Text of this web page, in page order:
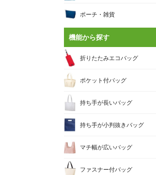
ポーチ・雑貨
機能から探す
折りたたみエコバッグ
ポケット付バッグ
持ち手が長いバッグ
持ち手が小判抜きバッグ
マチ幅が広いバッグ
ファスナー付バッグ